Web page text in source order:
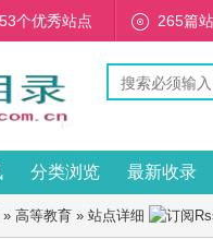
个优秀站点 265篇
分类浏览 最新收录
» 高等教育 » 站点详细